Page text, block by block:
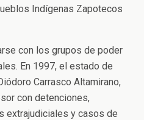
Indígenas Zapotecos
con los grupos de poder
En 1997, el estado de
Carrasco Altamirano,
con detenciones,
extrajudiciales y casos de